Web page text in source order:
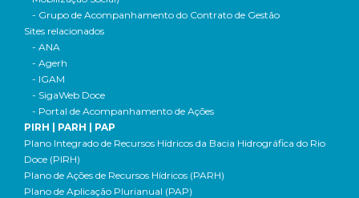
- Grupo de Acompanhamento do Contrato de Gestão
Sites relacionados
- ANA
- Agerh
- IGAM
- SigaWeb Doce
- Portal de Acompanhamento de Ações
PIRH | PARH | PAP
Plano Integrado de Recursos Hídricos da Bacia Hidrográfica do Rio
Doce (PIRH)
Plano de Ações de Recursos Hídricos (PARH)
Plano de Aplicação Plurianual (PAP)